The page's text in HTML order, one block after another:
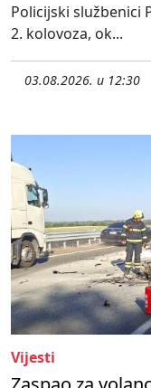
Policijski službenici
2. kolovoza, ok...
03.08.2026. u 12:30
Vijesti